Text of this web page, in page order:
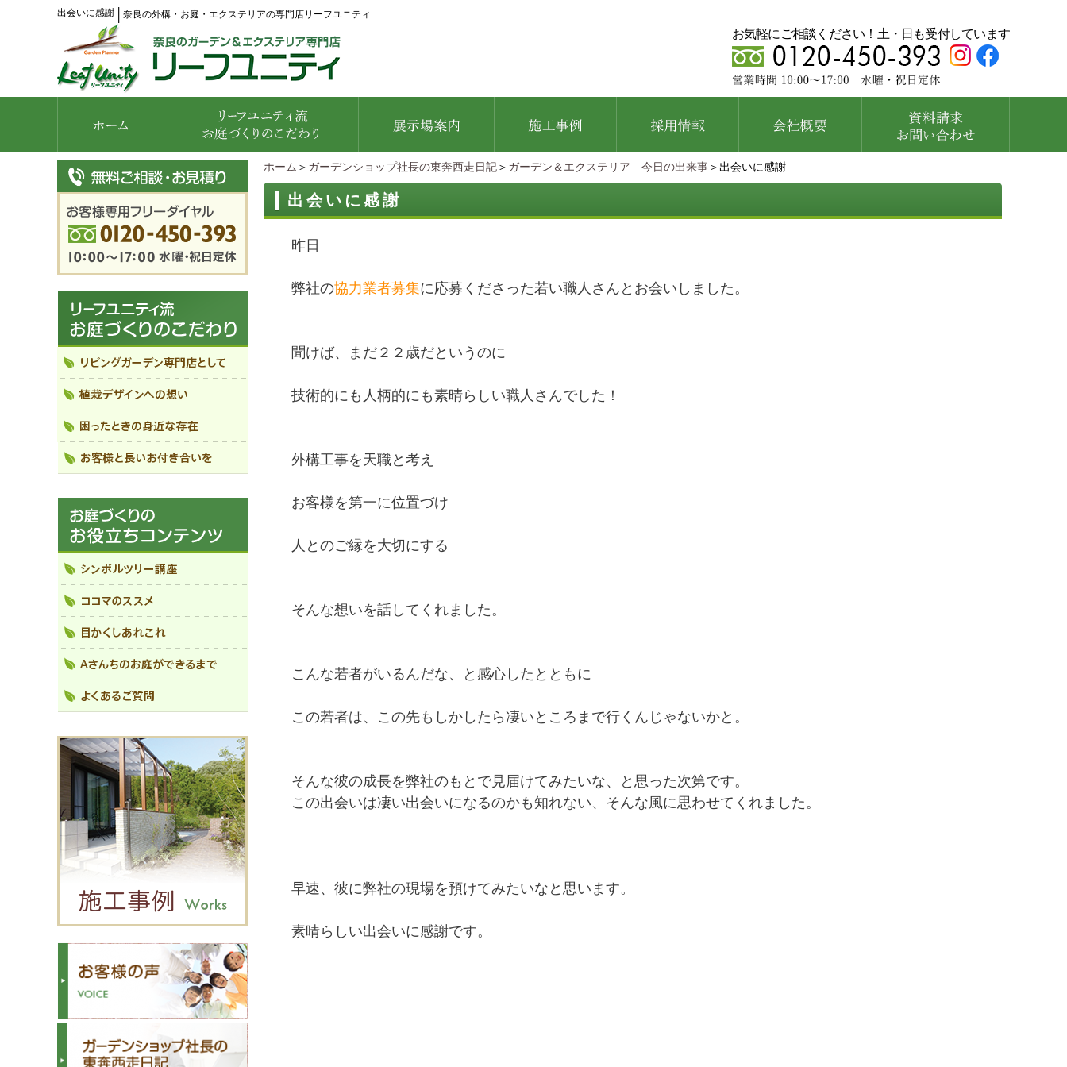
出会いに感謝 奈良の外構・お庭・エクステリアの専門店リーフユニティ
お気軽にご相談ください！土・日も受付しています
ホーム ＞ ガーデンショップ社長の東奔西走日記 ＞ ガーデン＆エクステリア 今日の出来事 ＞出会いに感謝
出会いに感謝
昨日
弊社の協力業者募集に応募くださった若い職人さんとお会いしました。
聞けば、まだ２２歳だというのに
技術的にも人柄的にも素晴らしい職人さんでした！
外構工事を天職と考え
お客様を第一に位置づけ
人とのご縁を大切にする
そんな想いを話してくれました。
こんな若者がいるんだな、と感心したとともに
この若者は、この先もしかしたら凄いところまで行くんじゃないかと。
そんな彼の成長を弊社のもとで見届けてみたいな、と思った次第です。
この出会いは凄い出会いになるのかも知れない、そんな風に思わせてくれました。
早速、彼に弊社の現場を預けてみたいなと思います。
素晴らしい出会いに感謝です。